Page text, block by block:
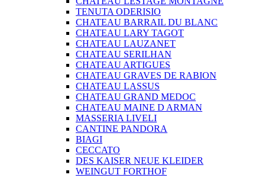
TENUTA ODERISIO
CHATEAU BARRAIL DU BLANC
CHATEAU LARY TAGOT
CHATEAU LAUZANET
CHATEAU SERILHAN
CHATEAU ARTIGUES
CHATEAU GRAVES DE RABION
CHATEAU LASSUS
CHATEAU GRAND MEDOC
CHATEAU MAINE D ARMAN
MASSERIA LIVELI
CANTINE PANDORA
BIAGI
CECCATO
DES KAISER NEUE KLEIDER
WEINGUT FORTHOF